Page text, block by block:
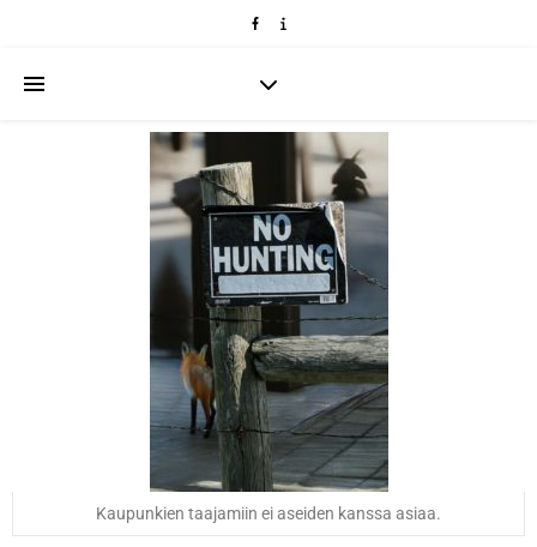
Kaupunkien taajamiin ei aseiden kanssa asiaa.